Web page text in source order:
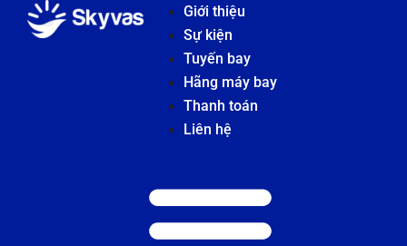
Giới thiệu
Sự kiện
Tuyến bay
Hãng máy bay
Thanh toán
Liên hệ